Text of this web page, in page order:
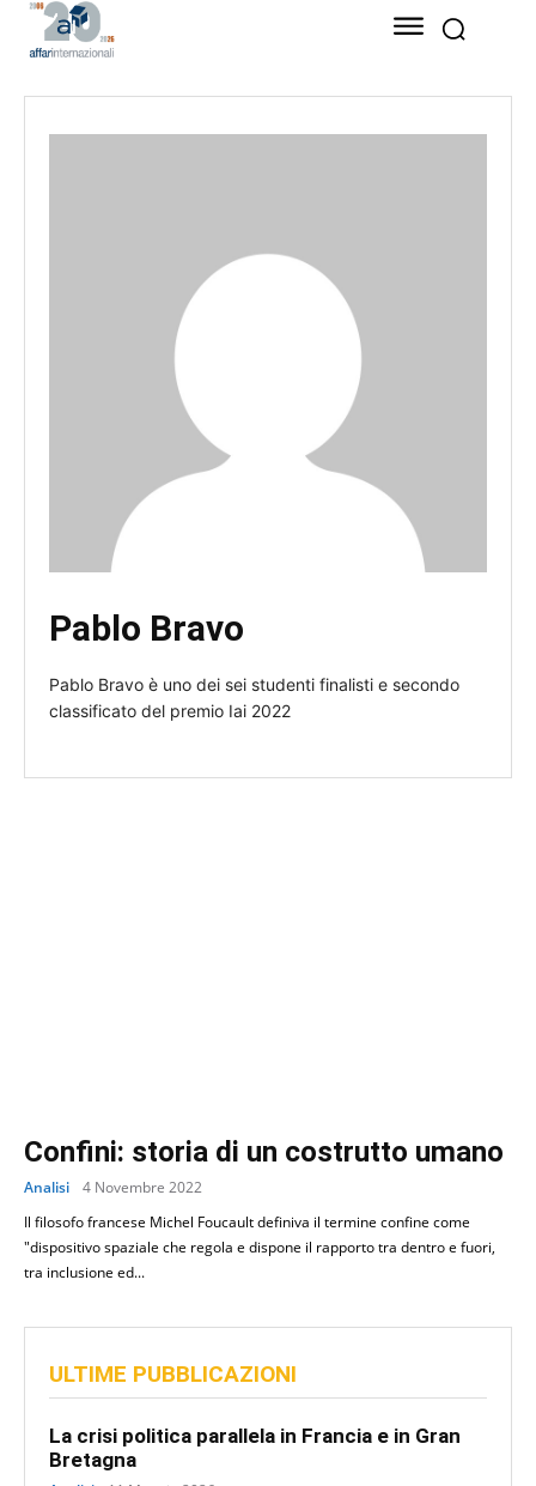
Pablo Bravo
Pablo Bravo è uno dei sei studenti finalisti e secondo
classificato del premio Iai 2022
Confini: storia di un costrutto umano
Analisi
4 Novembre 2022
Il filosofo francese Michel Foucault definiva il termine confine come
"dispositivo spaziale che regola e dispone il rapporto tra dentro e fuori,
tra inclusione ed...
ULTIME PUBBLICAZIONI
La crisi politica parallela in Francia e in Gran
Bretagna